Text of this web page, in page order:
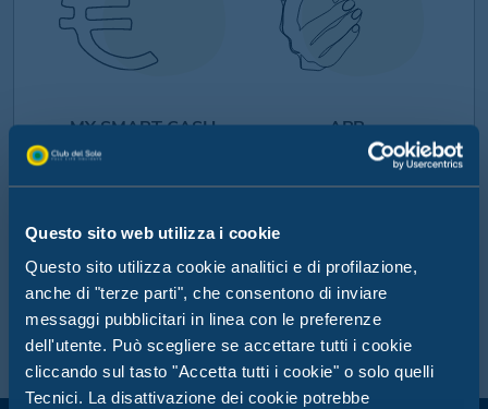
Questo sito web utilizza i cookie
Questo sito utilizza cookie analitici e di profilazione,
anche di "terze parti", che consentono di inviare
messaggi pubblicitari in linea con le preferenze
dell'utente. Può scegliere se accettare tutti i cookie
cliccando sul tasto "Accetta tutti i cookie" o solo quelli
Tecnici. La disattivazione dei cookie potrebbe
MY SMART CASH
BRACCIALETTO
cashless di Club del Sole
Scopri di più
APP
MYCLUBDELSOLE
scopri la nostra app
Scopri di più